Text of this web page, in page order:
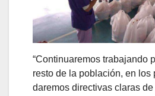
“Continuaremos trabajando
resto de la población, en los
daremos directivas claras